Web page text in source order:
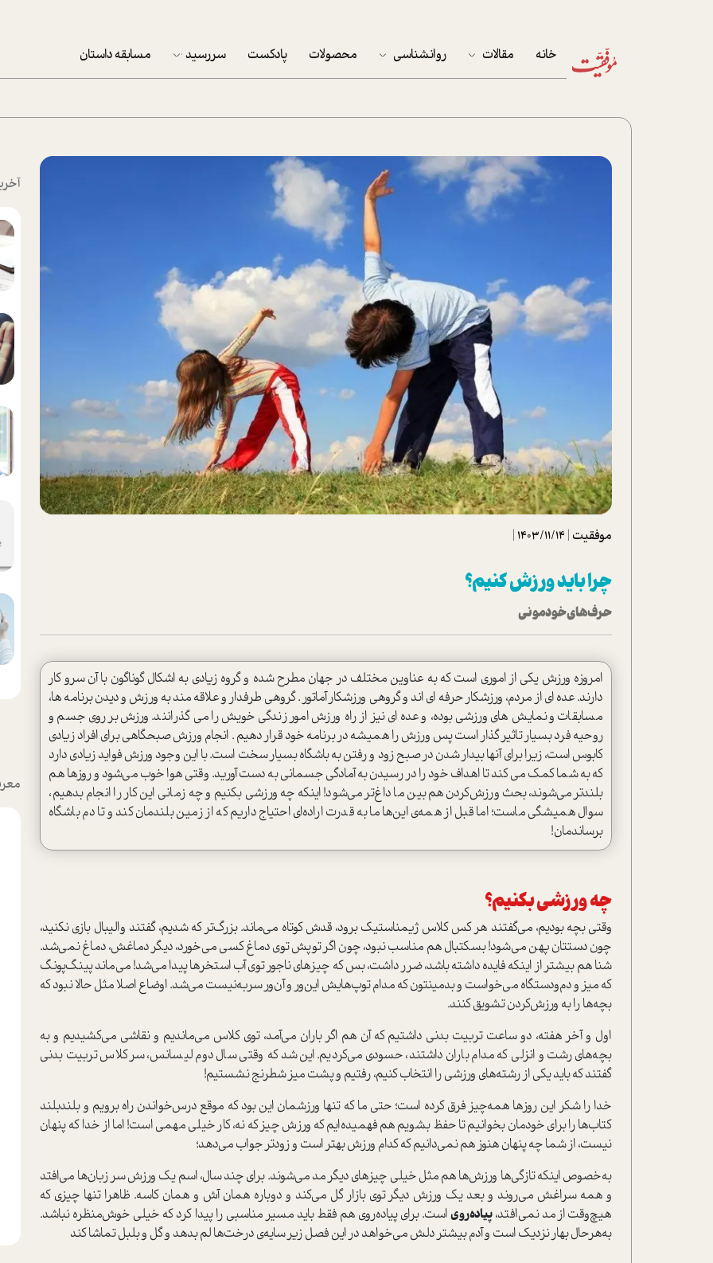
خانه مقالات
پرونده ویژه
زندگی
کار
پلاس
تحلیل فیلم
شیوانا
داستان
روانشناسی محصولات پادکست سررسید مسابقه داستان
موفقیت |
1403/11/14
|
چرا باید ورزش کنیم؟
حرف‌های خودمونی
امروزه ورزش یکی از اموری است که به عناوین مختلف در جهان مطرح شده و گروه زیادی به اشکال گوناگون با آن سرو کار
دارند. عده ای از مردم، ورزشکار حرفه ای اند و گروهی ورزشکار آماتور . گروهی طرفدار و علاقه مند به ورزش و دیدن برنامه ها،
مسابقات و نمایش های‌ ورزشی بوده، و عده ای نیز از راه ورزش امور زندگی خویش را می گذرانند. ورزش بر روی جسم و
روحیه فرد بسیار تاثیر گذار است پس ورزش را همیشه در برنامه خود قرار دهیم . انجام ورزش صبحگاهی برای افراد زیادی
کابوس است، زیرا برای آنها بیدار شدن در صبح زود و رفتن به باشگاه بسیار سخت است. با این وجود ورزش فواید زیادی دارد
که به شما کمک می کند تا اهداف خود را در رسیدن به آمادگی جسمانی به دست آورید. وقتی هوا خوب می‌شود و روزها هم
بلندتر می‌شوند، بحث ورزش‌کردن هم بین ما داغ‌تر می‌شود! اینکه چه ورزشی بکنیم و چه زمانی این کار را انجام بدهیم،
سوال همیشگی ماست؛ اما قبل از همه‌ی این‌ها ما به قدرت اراده‌ای احتیاج داریم که از زمین بلندمان کند و تا دم باشگاه
برساندمان!
چه ورزشی بکنیم؟
وقتی بچه بودیم، می‌گفتند هر کس کلاس ژیمناستیک برود، قدش کوتاه می‌ماند. بزرگ‌تر که شدیم، گفتند والیبال بازی نکنید،
چون دستتان پهن می‌شود! بسکتبال هم مناسب نبود، چون اگر توپش توی دماغ کسی می‌خورد، دیگر دماغش، دماغ نمی‌شد.
شنا هم بیشتر از اینکه فایده داشته باشد، ضرر داشت، بس که چیزهای ناجور توی آب استخرها پیدا می‌شد! می‌ماند پینگ‌پونگ
که میز و دم‌ودستگاه می‌خواست و بدمینتون که مدام توپ‌هایش این‌ور و آن‌ور سربه‌نیست می‌شد. اوضاع اصلا مثل حالا نبود که
بچه‌ها را به ورزش‌کردن تشویق کنند.
اول و آخر هفته، دو ساعت تربیت‌ بدنی داشتیم که آن‌ هم اگر باران می‌آمد، توی کلاس می‌ماندیم و نقاشی می‌کشیدیم و به
بچه‌های رشت و انزلی که مدام باران داشتند، حسودی می‌کردیم. این شد که وقتی سال دوم لیسانس، سر کلاس تربیت بدنی
گفتند که باید یکی از رشته‌های ورزشی را انتخاب کنیم، رفتیم و پشت میز شطرنج نشستیم!
خدا را شکر این روزها همه‌چیز فرق کرده است؛ حتی ما که تنها ورزشمان این بود که موقع درس‌خواندن راه برویم و بلندبلند
کتاب‌ها را برای خودمان بخوانیم تا حفظ بشویم هم فهمیده‌ایم که ورزش چیز که نه، کار خیلی مهمی است! اما از خدا که پنهان
نیست، از شما چه پنهان هنوز هم نمی‌دانیم که کدام ورزش بهتر است و زودتر جواب می‌دهد؛
به‌‎خصوص اینکه تازگی‌ها ورزش‌ها هم مثل خیلی چیزهای دیگر مد می‌شوند. برای چند سال، اسم یک ورزش سر زبان‌ها می‌افتد
و همه سراغش می‌روند و بعد یک ورزش دیگر توی بازار گل می‌کند و دوباره همان آش و همان کاسه. ظاهرا تنها چیزی که
هیچ‌وقت از مد نمی‌افتد،پیاده‌رویاست. برای پیاده‌روی هم فقط باید مسیر مناسبی را پیدا کرد که خیلی خوش‌منظره نباشد.
به‌هرحال بهار نزدیک است و آدم بیشتر دلش می‌خواهد در این فصل زیر سایه‌ی درخت‌ها لم بدهد و گل و بلبل تماشا کند